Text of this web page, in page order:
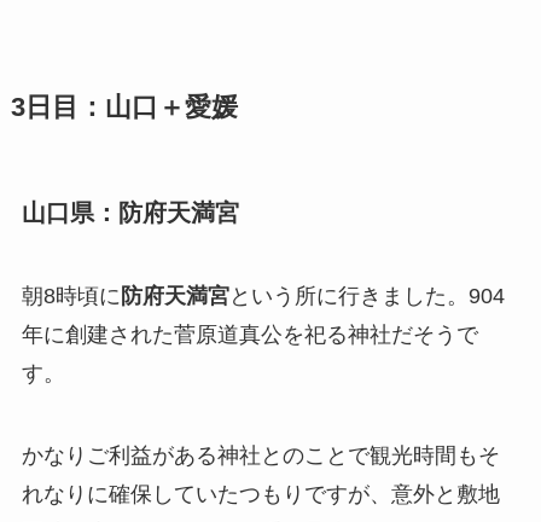
3日目：山口＋愛媛
山口県：防府天満宮
朝8時頃に 防府天満宮という所に行きました。904
年に創建された菅原道真公を祀る神社だそうで
す。
かなりご利益がある神社とのことで観光時間もそ
れなりに確保していたつもりですが、意外と敷地